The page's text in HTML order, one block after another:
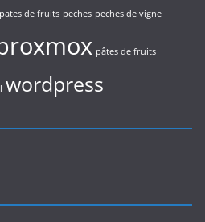
pates de fruits peches peches de vigne
pâtes de fruits
wordpress